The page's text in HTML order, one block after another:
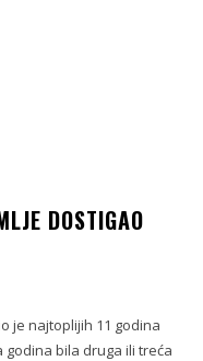
DOSTIGAO
je najtoplijih 11 godina
bila druga ili treća